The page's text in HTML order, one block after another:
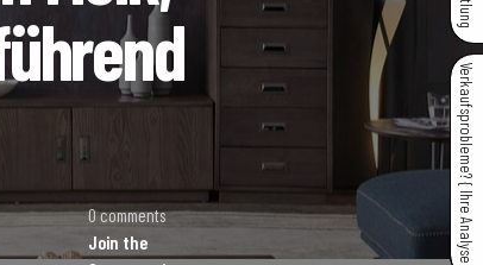
0 comments
Join the
Verkaufsprobleme? { Ihre Analyse }